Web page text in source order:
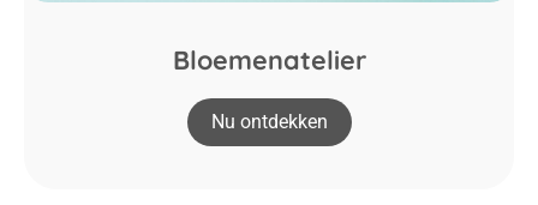
Bloemenatelier
Nu ontdekken